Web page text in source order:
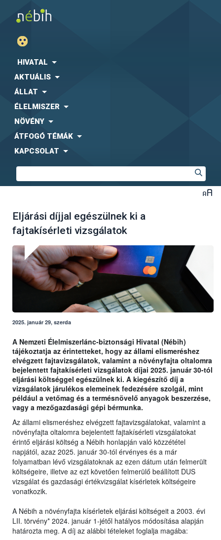
HIVATAL
AKTUÁLIS
ÁLLAT
ÉLELMISZER
NÖVÉNY
ÁTFOGÓ TÉMÁK
KAPCSOLAT
Eljárási díjjal egészülnek ki a
fajtakísérleti vizsgálatok
2025. január 29, szerda
A Nemzeti Élelmiszerlánc-biztonsági Hivatal (Nébih)
tájékoztatja az érintetteket, hogy az állami elismeréshez
elvégzett fajtavizsgálatok, valamint a növényfajta oltalomra
bejelentett fajtakísérleti vizsgálatok díjai 2025. január 30-tól
eljárási költséggel egészülnek ki. A kiegészítő díj a
vizsgálatok járulékos elemeinek fedezésére szolgál, mint
például a vetőmag és a termésnövelő anyagok beszerzése,
vagy a mezőgazdasági gépi bérmunka.
Az állami elismeréshez elvégzett fajtavizsgálatokat, valamint a
növényfajta oltalomra bejelentett fajtakísérleti vizsgálatokat
érintő eljárási költség a Nébih honlapján való közzététel
napjától, azaz 2025. január 30-tól érvényes és a már
folyamatban lévő vizsgálatoknak az ezen dátum után felmerült
költségeire, illetve az ezt követően felmerülő beállított DUS
vizsgálat és gazdasági értékvizsgálat kísérletek költségeire
vonatkozik.
A Nébih a növényfajta kísérletek eljárási költségeit a 2003. évi
LII. törvény* 2024. január 1-jétől hatályos módosítása alapján
határozta meg. A díj az alábbi tételeket foglalja magába: